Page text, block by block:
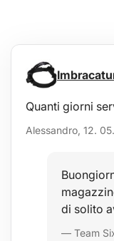
Quanti giorni
Alessandro, 12.
di solito
— Team